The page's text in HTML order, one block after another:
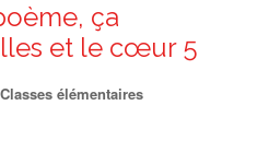
ça
et le cœur 5
Classes élémentaires